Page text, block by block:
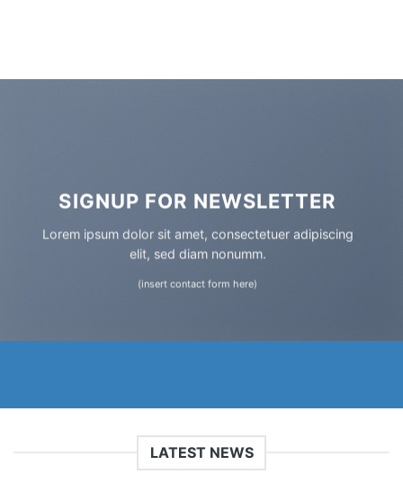
SIGNUP FOR NEWSLETTER
Lorem ipsum dolor sit amet, consectetuer adipiscing
elit, sed diam nonumm.
(insert contact form here)
LATEST NEWS